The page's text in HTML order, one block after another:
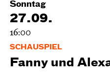
Sonntag
27.09.
16:00
SCHAUSPIEL
Fanny und